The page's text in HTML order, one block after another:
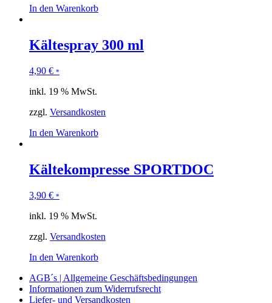
In den Warenkorb
Kältespray 300 ml
4,90 € *
inkl. 19 % MwSt.
zzgl. Versandkosten
In den Warenkorb
Kältekompresse SPORTDOC
3,90 € *
inkl. 19 % MwSt.
zzgl. Versandkosten
In den Warenkorb
AGB´s | Allgemeine Geschäftsbedingungen
Informationen zum Widerrufsrecht
Liefer- und Versandkosten